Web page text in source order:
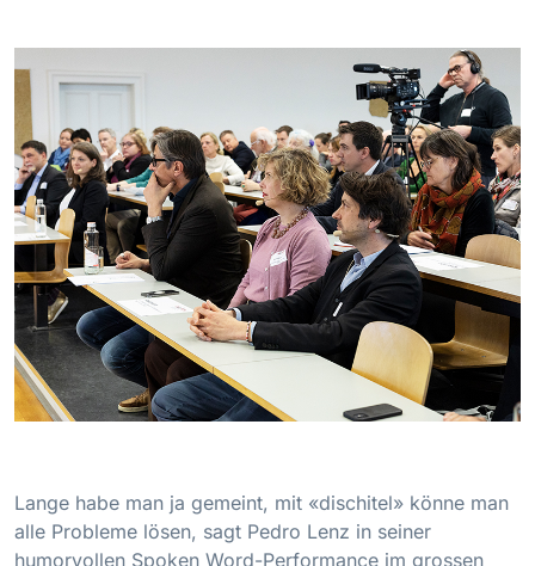
Lange habe man ja gemeint, mit «dischitel» könne man
alle Probleme lösen, sagt Pedro Lenz in seiner
humorvollen Spoken Word-Performance im grossen